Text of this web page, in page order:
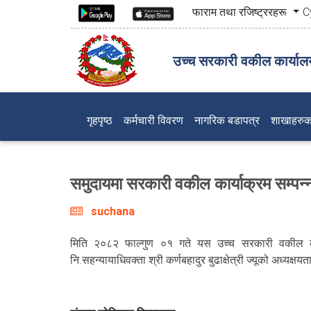
फाराम तथा रजिष्ट्ररहरू
उच्च सरकारी वकील
गृहपृष्ठ(current)
कर्मचारी विवरण नागरिक बडापत्र
समुदायमा सरकारी वकील कार्याक्रम
suchana
मिति २०८२ फाल्गुण ०१ गते यस उच्च सरकारी वकील
नि.सहन्यायाधिवक्ता श्री कर्णबहादुर बुढाक्षेत्री ज्यूको